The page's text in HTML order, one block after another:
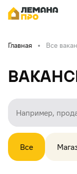
Главная Все
Все